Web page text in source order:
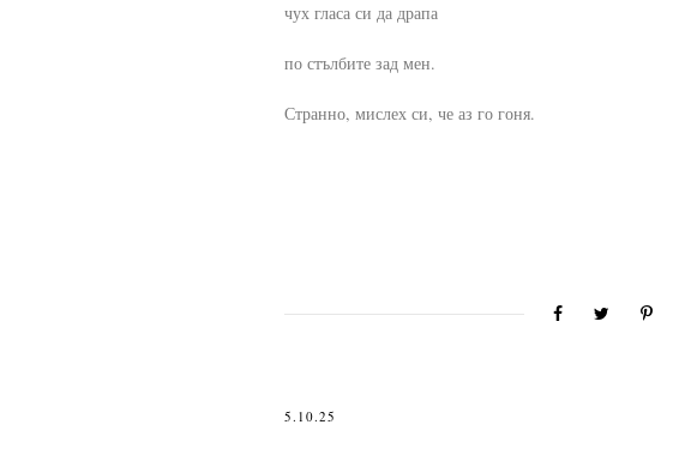
чух гласа си да драпа
по стълбите зад мен.
Странно, мислех си, че аз го гоня.
5.10.25